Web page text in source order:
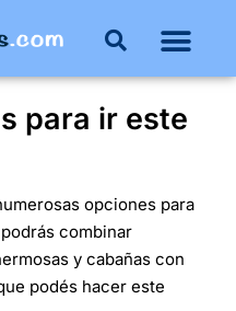
para ir este
opciones para
combinar
y cabañas con
podés hacer este